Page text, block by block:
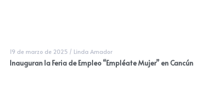
19 de marzo de 2025 / Linda Amador
Inauguran la Feria de Empleo “Empléate Mujer” en Cancún